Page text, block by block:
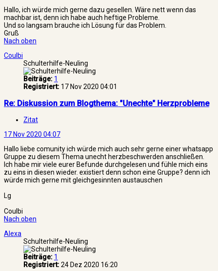
Hallo, ich würde mich gerne dazu gesellen. Wäre nett wenn das
machbar ist, denn ich habe auch heftige Probleme.
Und so langsam brauche ich Lösung für das Problem.
Gruß
Nach oben
Coulbi
Schulterhilfe-Neuling
Beiträge: 1
Registriert: 17 Nov 2020 04:01
Re: Diskussion zum Blogthema: "Unechte" Herzprobleme
Zitat
17 Nov 2020 04:07
Hallo liebe comunity ich würde mich auch sehr gerne einer whatsapp
Gruppe zu diesem Thema unecht herzbeschwerden anschließen.
Ich habe mir viele eurer Befunde durchgelesen und fühle mich eins
zu eins in diesen wieder. existiert denn schon eine Gruppe? denn ich
würde mich gerne mit gleichgesinnten austauschen
Lg
Coulbi
Nach oben
Alexa
Schulterhilfe-Neuling
Beiträge: 1
Registriert:24 Dez 2020 16:20